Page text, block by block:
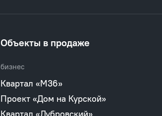
Объекты в продаже
бизнес
Квартал «М36»
Проект «Дом на Курской»